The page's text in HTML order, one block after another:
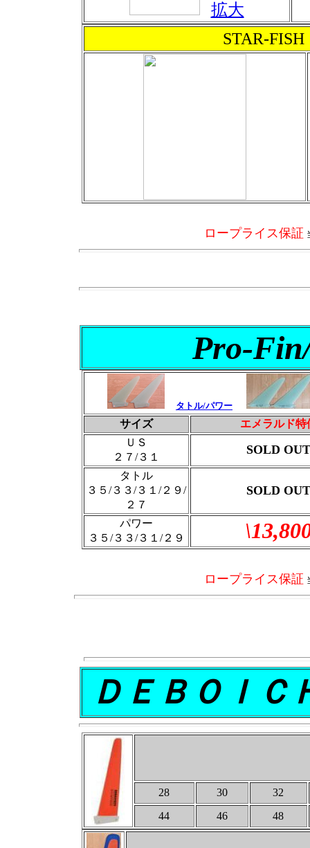
拡大
STAR-FISH
ロープライス保証
Pro-
タトル/パワー
サイズ
エメラルド特
ＵＳ
２７/３１
SOLD OUT
タトル
３５/３３/３１/２９/
２７
SOLD OUT
パワー
３５/３３/３１/２９
ロープライス保証
ＤＥＢＯＩＣ
28 30
32
44
46 48